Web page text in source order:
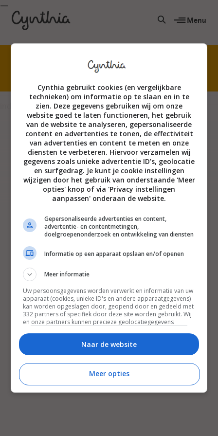
Menu
Niet creatief? Echt wel! Kom waterverven met
mijn superleuke online cursus.
Cynthia gebruikt cookies (en vergelijkbare
technieken) om informatie op te slaan en in te
zien. Deze gegevens gebruiken wij om onze
website goed te laten functioneren, het gebruik
van de website te analyseren, gepersonaliseerde
content en advertenties te tonen, de effectiviteit
van advertenties en content te meten en onze
diensten te verbeteren. Hiervoor verzamelen wij
gegevens zoals unieke advertentie ID’s, geolocatie
en surfgedrag. Je kunt je cookie instellingen
wijzigen door het gebruik van onderstaande 'Meer
opties' knop of via 'Privacy instellingen
aanpassen' onderaan de website.
Gepersonaliseerde advertenties en content,
advertentie- en contentmetingen,
doelgroepenonderzoek en ontwikkeling van diensten
Informatie op een apparaat opslaan en/of openen
Meer informatie
Uw persoonsgegevens worden verwerkt en informatie van uw
apparaat (cookies, unieke ID's en andere apparaatgegevens)
kan worden opgeslagen door, geopend door en gedeeld met
332 partners of specifiek door deze site worden gebruikt. Wij
en onze partners kunnen precieze geolocatiegegevens
Bepaalde leveranciers kunnen uw persoonsgegevens
beheren. Zoek onderaan deze pagina of in het sitemenu naar
een link om uw toestemming te beheren of in te trekken via de
privacy- en cookie-instellingen.
Naar de website
Meer opties